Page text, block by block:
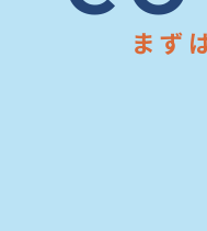
まず